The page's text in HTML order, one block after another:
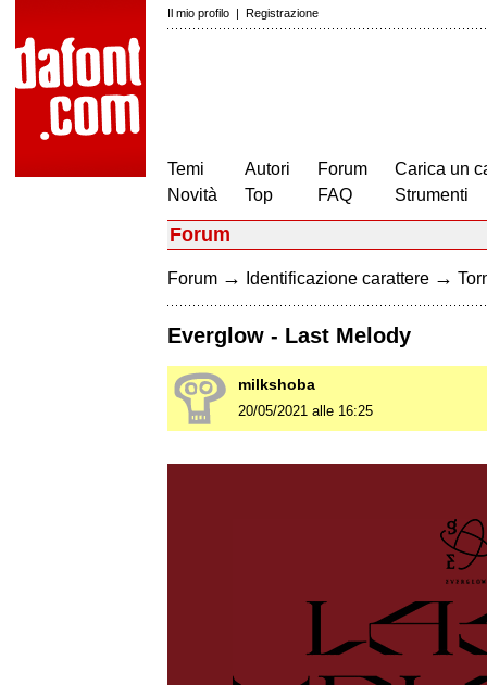
Il mio profilo | Registrazione
Temi
Novità
Autori
Top
Forum
FAQ
Carica un
Strumenti
Forum
Forum → Identificazione carattere →
Everglow - Last Melody
milkshoba
20/05/2021 alle 16:25